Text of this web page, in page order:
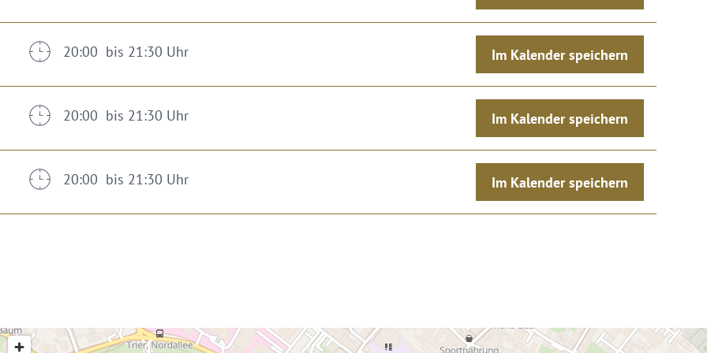
20:00 bis 21:30 Uhr Im Kalender speichern
20:00 bis 21:30 Uhr Im Kalender speichern
20:00 bis 21:30 Uhr Im Kalender speichern